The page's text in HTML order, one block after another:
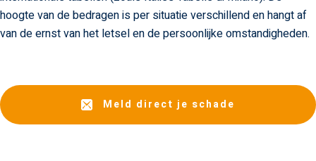
hoogte van de bedragen is per situatie verschillend en hangt af
van de ernst van het letsel en de persoonlijke omstandigheden.
Meld direct je schade